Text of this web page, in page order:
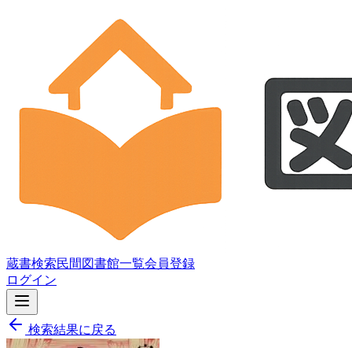
蔵書検索民間図書館一覧会員登録
ログイン
検索結果に戻る